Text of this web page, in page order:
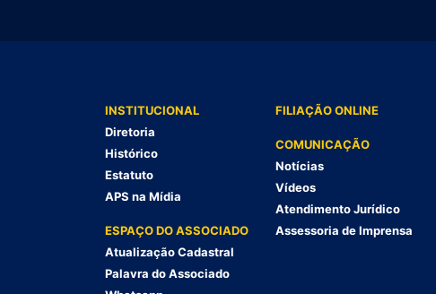
INSTITUCIONAL
Diretoria
Histórico
Estatuto
APS na Mídia
ESPAÇO DO ASSOCIADO
Atualização Cadastral
Palavra do Associado
FILIAÇÃO ONLINE
COMUNICAÇÃO
Notícias
Vídeos
Atendimento Jurídico
Assessoria de Imprensa